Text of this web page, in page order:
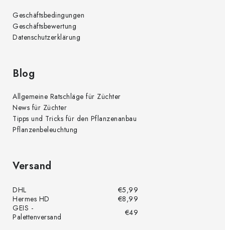
Geschäftsbedingungen
Geschäftsbewertung
Datenschutzerklärung
Blog
Allgemeine Ratschläge für Züchter
News für Züchter
Tipps und Tricks für den Pflanzenanbau
Pflanzenbeleuchtung
Versand
DHL
€5,99
Hermes HD
€8,99
GEIS -
Palettenversand
€49